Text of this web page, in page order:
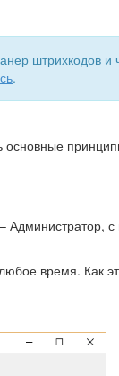
штрихкодов
.
время. Как